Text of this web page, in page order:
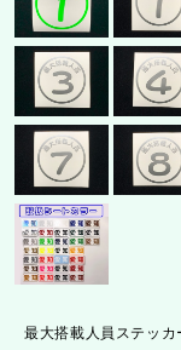
最大搭載人員ステッ